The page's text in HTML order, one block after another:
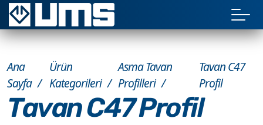
Ana
Sayfa
Ürün
Kategorileri
Asma Tavan
Profilleri
Tavan C47
Profil
Tavan C47 Profil